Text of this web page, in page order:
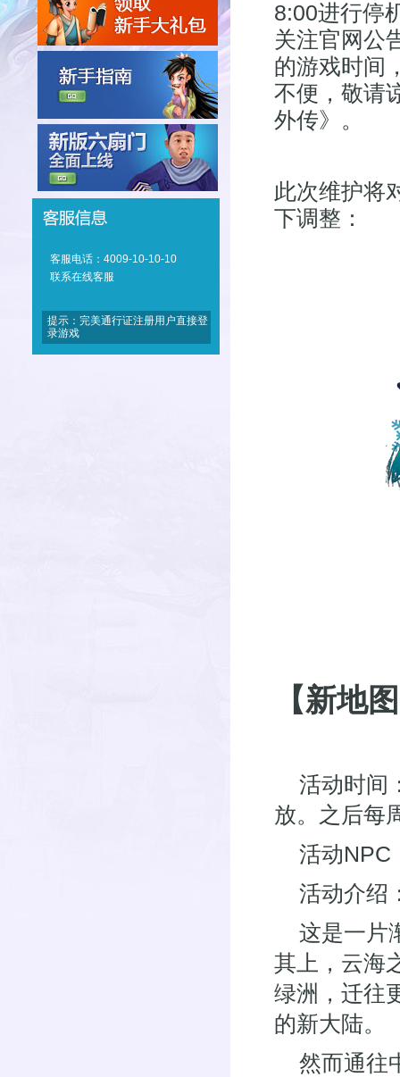
客服电话：4009-10-10-10
联系在线客服
提示：完美通行证注册用户直接登
录游戏
8:00进行停
关注官网公
的游戏时间
不便，敬请
外传》。
此次维护将
下调整：
【新地
活动时间
放。之后每
活动NPC
活动介绍
这是一片
其上，云海
绿洲，迁往
的新大陆。
然而通往